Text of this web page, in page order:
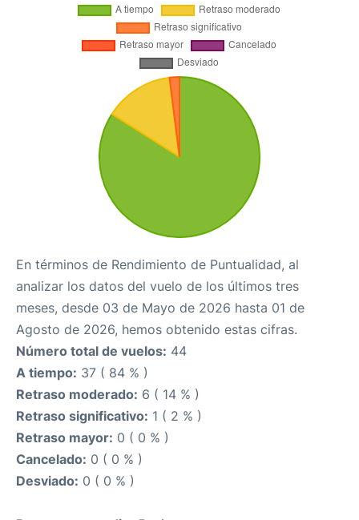
En términos de Rendimiento de Puntualidad, al
analizar los datos del vuelo de los últimos tres
meses, desde 03 de Mayo de 2026 hasta 01 de
Agosto de 2026, hemos obtenido estas cifras.
Número total de vuelos: 44
A tiempo: 37 ( 84 % )
Retraso moderado: 6 ( 14 % )
Retraso significativo: 1 ( 2 % )
Retraso mayor: 0 ( 0 % )
Cancelado: 0 ( 0 % )
Desviado: 0 ( 0 % )